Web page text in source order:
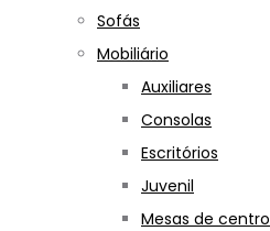
Sofás
Mobiliário
Auxiliares
Consolas
Escritórios
Juvenil
Mesas de centro